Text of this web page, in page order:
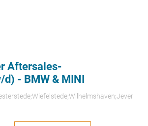
Aftersales-
- BMW & MINI